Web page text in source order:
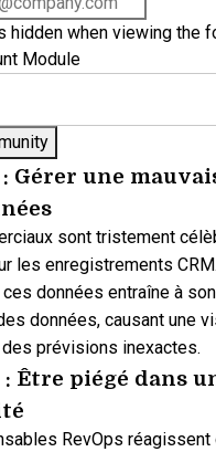
hidden when viewing the
Module
: Gérer une
sont tristement
les enregistrements CRM
données entraîne à
données, causant une
prévisions inexactes.
: Être piégé dans
RevOps réagissent